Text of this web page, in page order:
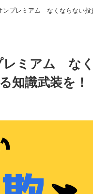
ンプレミアム なくならない投
レミアム な
知識武装を！